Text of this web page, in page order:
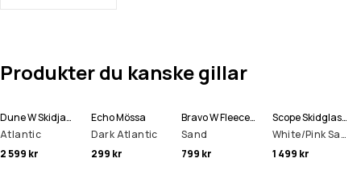
Produkter du kanske gillar
Dune W Skidjacka Kvinna
Atlantic
2 599 kr
Echo Mössa
Dark Atlantic
299 kr
Bravo W Fleecetröja Kvinna
Sand
799 kr
Scope Skidglasögon
White/Pink Sapphire Mirror
1 499 kr